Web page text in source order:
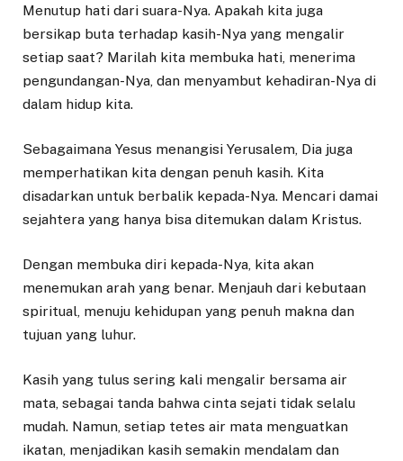
Menutup hati dari suara-Nya. Apakah kita juga
bersikap buta terhadap kasih-Nya yang mengalir
setiap saat? Marilah kita membuka hati, menerima
pengundangan-Nya, dan menyambut kehadiran-Nya di
dalam hidup kita.
Sebagaimana Yesus menangisi Yerusalem, Dia juga
memperhatikan kita dengan penuh kasih. Kita
disadarkan untuk berbalik kepada-Nya. Mencari damai
sejahtera yang hanya bisa ditemukan dalam Kristus.
Dengan membuka diri kepada-Nya, kita akan
menemukan arah yang benar. Menjauh dari kebutaan
spiritual, menuju kehidupan yang penuh makna dan
tujuan yang luhur.
Kasih yang tulus sering kali mengalir bersama air
mata, sebagai tanda bahwa cinta sejati tidak selalu
mudah. Namun, setiap tetes air mata menguatkan
ikatan, menjadikan kasih semakin mendalam dan